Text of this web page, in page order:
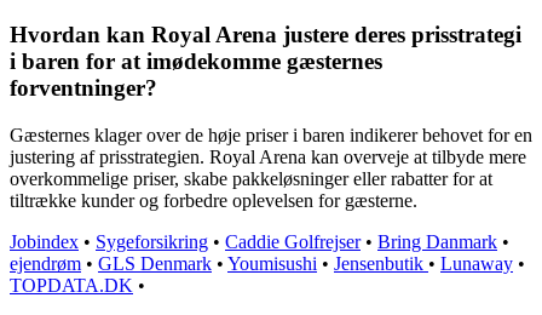
Hvordan kan Royal Arena justere deres prisstrategi
i baren for at imødekomme gæsternes
forventninger?
Gæsternes klager over de høje priser i baren indikerer behovet for en
justering af prisstrategien. Royal Arena kan overveje at tilbyde mere
overkommelige priser, skabe pakkeløsninger eller rabatter for at
tiltrække kunder og forbedre oplevelsen for gæsterne.
Jobindex • Sygeforsikring • Caddie Golfrejser• Bring Danmark •
ejendrøm • GLS Denmark • Youmisushi • Jensenbutik • Lunaway •
TOPDATA.DK •